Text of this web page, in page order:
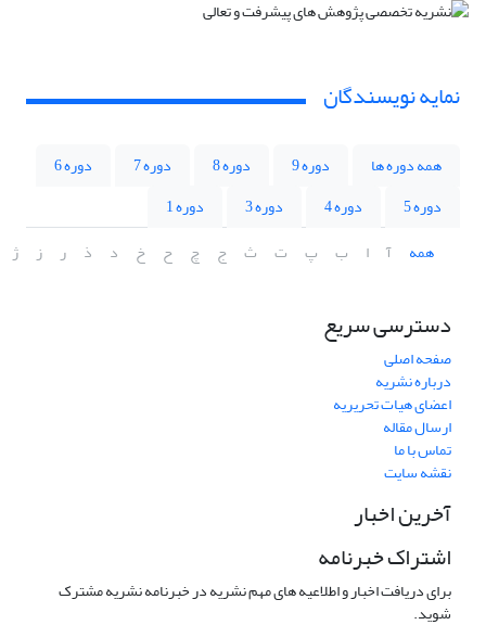
نمایه نویسندگان
همه دوره ها دوره 9 دوره 8 دوره 7
دوره 6
دوره 5
دوره 4 دوره 3
دوره 1
همه
آ ا ب پ ت ث ج چ ح خ د ذ ر ز ژ
دسترسی سریع
صفحه اصلی
درباره نشریه
اعضای هیات تحریریه
ارسال مقاله
تماس با ما
نقشه سایت
آخرین اخبار
اشتراک خبرنامه
برای دریافت اخبار و اطلاعیه های مهم نشریه در خبرنامه نشریه مشترک
شوید.